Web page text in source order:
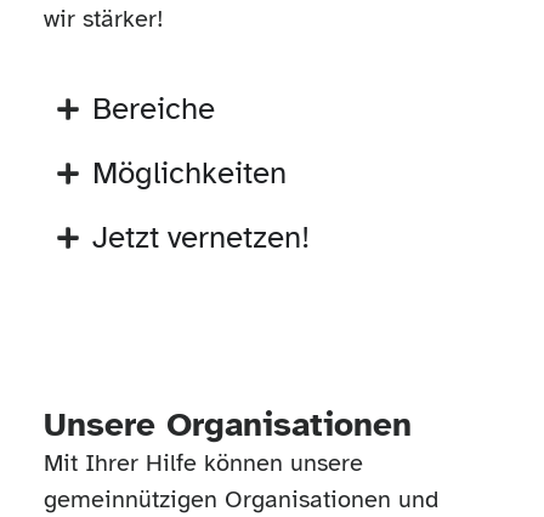
wir stärker!
Bereiche
Möglichkeiten
Jetzt vernetzen!
Unsere Organisationen
Mit Ihrer Hilfe können unsere
gemeinnützigen Organisationen und